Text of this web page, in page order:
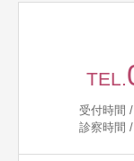
TEL.
受付時間
診察時間